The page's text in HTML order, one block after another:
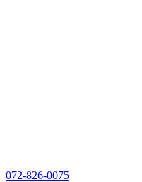
072-826-0075